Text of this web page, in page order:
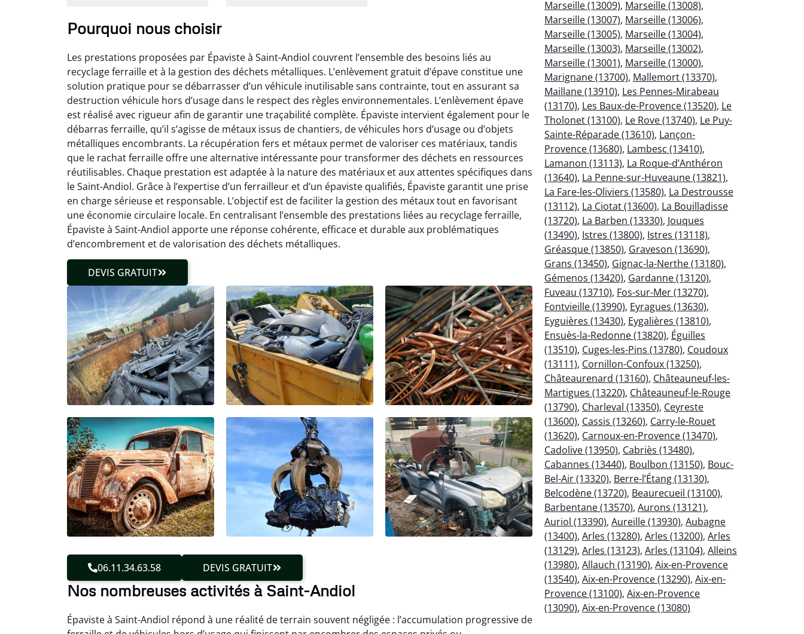
Pourquoi nous choisir
Les prestations proposées par Épaviste à Saint-Andiol couvrent l’ensemble des besoins liés au
recyclage ferraille et à la gestion des déchets métalliques. L’enlèvement gratuit d’épave constitue une
solution pratique pour se débarrasser d’un véhicule inutilisable sans contrainte, tout en assurant sa
destruction véhicule hors d’usage dans le respect des règles environnementales. L’enlèvement épave
est réalisé avec rigueur afin de garantir une traçabilité complète. Épaviste intervient également pour le
débarras ferraille, qu’il s’agisse de métaux issus de chantiers, de véhicules hors d’usage ou d’objets
métalliques encombrants. La récupération fers et métaux permet de valoriser ces matériaux, tandis
que le rachat ferraille offre une alternative intéressante pour transformer des déchets en ressources
réutilisables. Chaque prestation est adaptée à la nature des matériaux et aux attentes spécifiques dans
le Saint-Andiol. Grâce à l’expertise d’un ferrailleur et d’un épaviste qualifiés, Épaviste garantit une prise
en charge sérieuse et responsable. L’objectif est de faciliter la gestion des métaux tout en favorisant
une économie circulaire locale. En centralisant l’ensemble des prestations liées au recyclage ferraille,
Épaviste à Saint-Andiol apporte une réponse cohérente, efficace et durable aux problématiques
d’encombrement et de valorisation des déchets métalliques.
DEVIS GRATUIT
06.11.34.63.58 DEVIS GRATUIT
Nos nombreuses activités à Saint-Andiol
Épaviste à Saint-Andiol répond à une réalité de terrain souvent négligée : l’accumulation progressive de
Marseille (13009), Marseille (13008),
Marseille (13007), Marseille (13006),
Marseille (13005), Marseille (13004),
Marseille (13003), Marseille (13002),
Marseille (13001), Marseille (13000),
Marignane (13700), Mallemort (13370),
Maillane (13910), Les Pennes-Mirabeau
(13170), Les Baux-de-Provence (13520), Le
Tholonet (13100), Le Rove (13740), Le Puy-
Sainte-Réparade (13610), Lançon-
Provence (13680), Lambesc (13410),
Lamanon (13113), La Roque-d’Anthéron
(13640), La Penne-sur-Huveaune (13821),
La Fare-les-Oliviers (13580), La Destrousse
(13112), La Ciotat (13600), La Bouilladisse
(13720), La Barben (13330), Jouques
(13490), Istres (13800), Istres (13118),
Gréasque (13850), Graveson (13690),
Grans (13450), Gignac-la-Nerthe (13180),
Gémenos (13420), Gardanne (13120),
Fuveau (13710), Fos-sur-Mer (13270),
Fontvieille (13990), Eyragues (13630),
Eyguières (13430), Eygalières (13810),
Ensuès-la-Redonne (13820), Éguilles
(13510), Cuges-les-Pins (13780), Coudoux
(13111), Cornillon-Confoux (13250),
Châteaurenard (13160), Châteauneuf-les-
Martigues (13220), Châteauneuf-le-Rouge
(13790), Charleval (13350), Ceyreste
(13600), Cassis (13260), Carry-le-Rouet
(13620), Carnoux-en-Provence (13470),
Cadolive (13950), Cabriès (13480),
Cabannes (13440), Boulbon (13150), Bouc-
Bel-Air (13320), Berre-l’Étang (13130),
Belcodène (13720), Beaurecueil (13100),
Barbentane (13570), Aurons (13121),
Auriol (13390), Aureille (13930), Aubagne
(13400), Arles (13280), Arles (13200), Arles
(13129), Arles (13123), Arles (13104), Alleins
(13980), Allauch (13190), Aix-en-Provence
(13540), Aix-en-Provence (13290), Aix-en-
Provence (13100), Aix-en-Provence
(13090), Aix-en-Provence (13080)